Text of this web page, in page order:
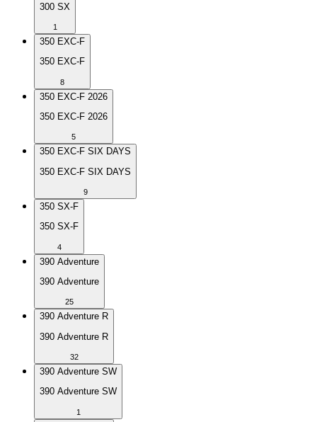
300 SX
1
350 EXC-F
350 EXC-F
8
350 EXC-F 2026
350 EXC-F 2026
5
350 EXC-F SIX DAYS
350 EXC-F SIX DAYS
9
350 SX-F
350 SX-F
4
390 Adventure
390 Adventure
25
390 Adventure R
390 Adventure R
32
390 Adventure SW
390 Adventure SW
1